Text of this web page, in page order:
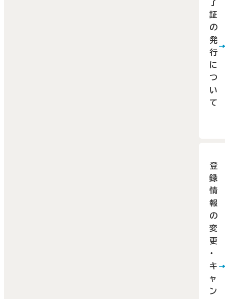
の
客
で、
企
業・
団
専
の
ホ
ム
ー
を
利
の
合
申込
法お
は受
付け
おり
す。そ
の際
は教
のお
場合
あり
すの
で、ご
い。
了
証
の
発
行
に
つ
い
て
登
録
情
報
の
変
更
・
キ
ャ
ン